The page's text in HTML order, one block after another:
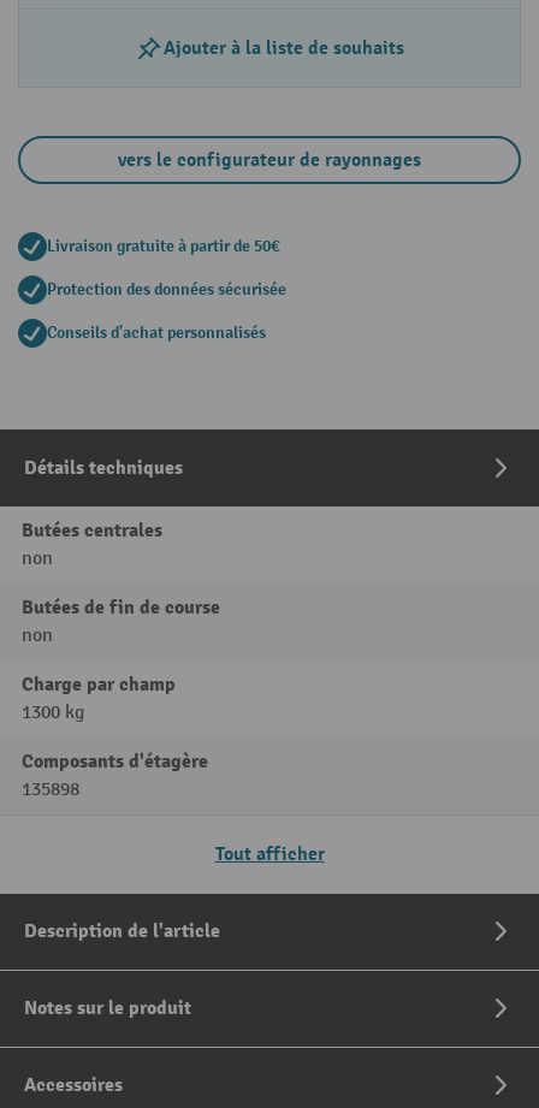
Ajouter à la liste de souhaits
vers le configurateur de rayonnages
Livraison gratuite à partir de 50€
Protection des données sécurisée
Conseils d'achat personnalisés
Détails techniques
Butées centrales
non
Butées de fin de course
non
Charge par champ
1300 kg
Composants d'étagère
135898
Tout afficher
Description de l'article
Notes sur le produit
Accessoires